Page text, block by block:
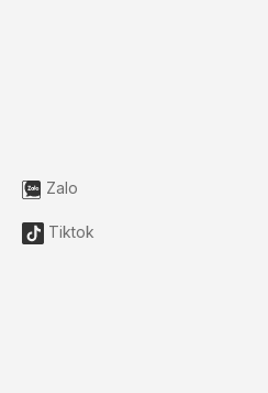
Zalo
Tiktok